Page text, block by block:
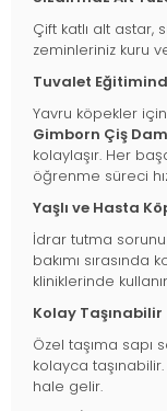
Çift katlı alt astar,
zeminleriniz kuru
Tuvalet
Yavru köpekler
Gimborn Çiş
kolaylaşır. Her
öğrenme süreci
Yaşlı ve Hasta
İdrar tutma
bakımı sırasında
kliniklerinde
Kolay Taşınabilir
Özel taşıma sapı
kolayca
hale gelir.